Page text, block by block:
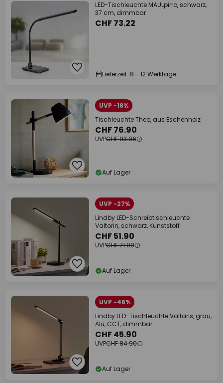
LED-Tischleuchte MAULpirro, schwarz,
37 cm, dimmbar
CHF 73.22
Lieferzeit: 8 - 12 Werktage
UVP -18%
Tischleuchte Theo, aus Eschenholz
CHF 76.90
UVPCHF 93.96
Auf Lager
UVP -27%
Lindby LED-Schreibtischleuchte
Valtorin, schwarz, Kunststoff
CHF 51.90
UVPCHF 71.90
Auf Lager
UVP -46%
Lindby LED-Tischleuchte Valtaris, grau,
Alu, CCT, dimmbar
CHF 45.90
UVPCHF 84.90
Auf Lager